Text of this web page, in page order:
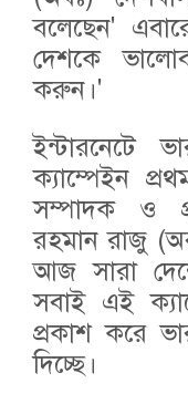
বলেছেন'
দেশকে
করুন।'
ইন্টারনেটে
ক্যাম্পেইন
সম্পাদক ও
রহমান রাজু
আজ সারা
সবাই এই
প্রকাশ করে
দিচ্ছে।